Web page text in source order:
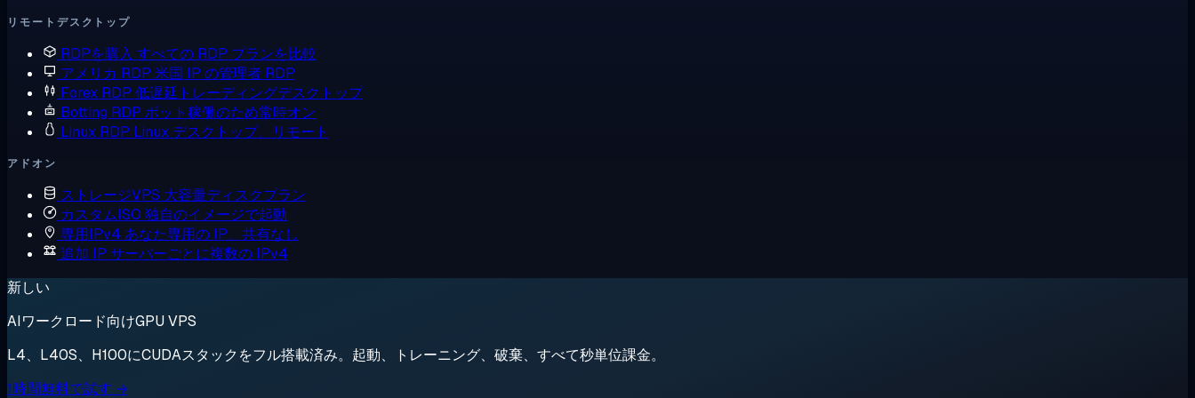
リモートデスクトップ
RDPを購入 すべての RDP プランを比較
アメリカ RDP 米国 IP の管理者 RDP
Forex RDP 低遅延トレーディングデスクトップ
Botting RDP ボット稼働のため常時オン
Linux RDP Linux デスクトップ、リモート
アドオン
ストレージVPS 大容量ディスクプラン
カスタムISO 独自のイメージで起動
専用IPv4 あなた専用の IP、共有なし
追加 IP サーバーごとに複数の IPv4
新しい
AIワークロード向けGPU VPS
L4、L40S、H100にCUDAスタックをフル搭載済み。起動、トレーニング、破棄、すべて秒単位課金。
1時間無料で試す →